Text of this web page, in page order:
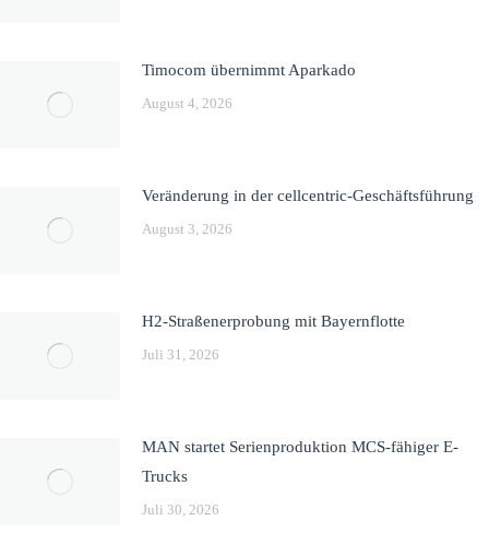
Timocom übernimmt Aparkado
August 4, 2026
Veränderung in der cellcentric-Geschäftsführung
August 3, 2026
H2-Straßenerprobung mit Bayernflotte
Juli 31, 2026
MAN startet Serienproduktion MCS-fähiger E-
Trucks
Juli 30, 2026